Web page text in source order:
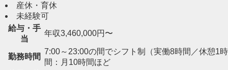
産休・育休
未経験可
給与・手
当
年収3,460,000円〜
勤務時間
7:00～23:00の間でシフト制（実働8時間／休憩
間：月10時間ほど